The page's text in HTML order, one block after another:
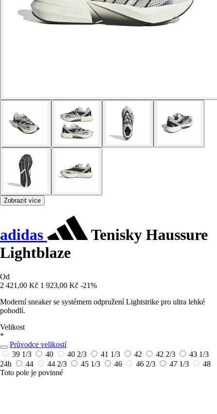
Zobrazit více
adidas
Tenisky Haussure
Lightblaze
Od
2 421,00 Kč 1 923,00 Kč -21%
Moderní sneaker se systémem odpružení Lightstrike pro ultra lehké
pohodlí.
Velikost
*
Průvodce velikostí
39 1/3
40 40 2/3 41 1/3 42 42 2/3
43 1/3
24h
44 44 2/3 45 1/3 46 46 2/3 47 1/3
48
Toto pole je povinné